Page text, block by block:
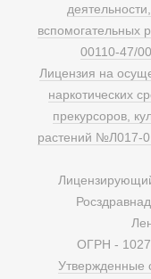
вспомогательных
00110-47/
Лицензия на
наркотических
прекурсоров,
растений №Л017-
ОГРН -
Утвержденные